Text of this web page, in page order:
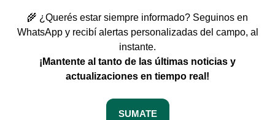
🌾 ¿Querés estar siempre informado? Seguinos en
WhatsApp y recibí alertas personalizadas del campo, al
instante.
¡Mantente al tanto de las últimas noticias y
actualizaciones en tiempo real!
SUMATE